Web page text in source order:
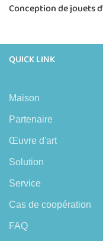
Conception de jouets
QUICK LINK
Maison
Partenaire
Œuvre d'art
Solution
Service
Cas de coopération
FAQ